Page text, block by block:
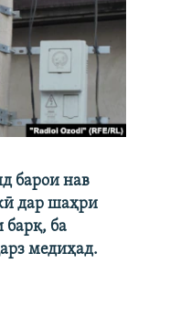
барои нав
дар шаҳри
барқ, ба
медиҳад.